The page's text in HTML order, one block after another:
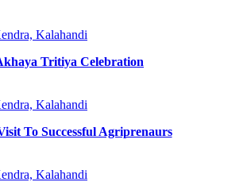
Tritiya Celebration
To Successful Agriprenaurs